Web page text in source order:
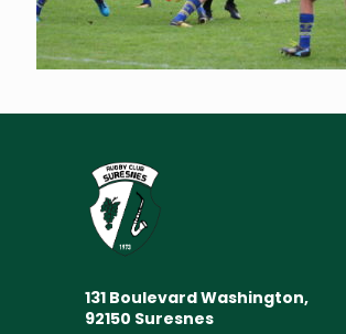
131 Boulevard Washington,
92150 Suresnes